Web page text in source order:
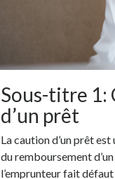
Sous-titre 1:
d’un prêt
La caution d’un prêt
du remboursement
l’emprunteur fait